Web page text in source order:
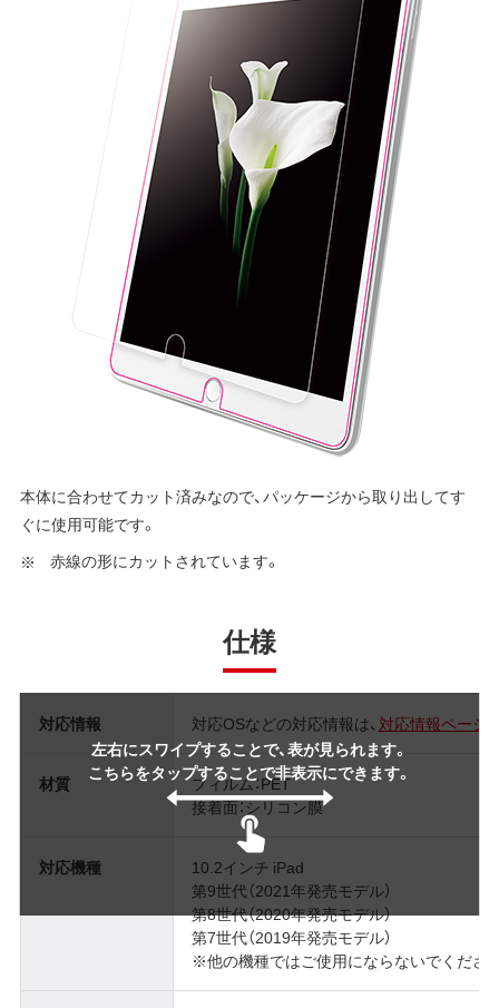
本体に合わせてカット済みなので、パッケージから取り出してす
ぐに使用可能です。
赤線の形にカットされています。
仕様
左右にスワイプすることで、表が見られます。
こちらをタップすることで非表示にできます。
対応情報 対応OSなどの対応情報は、 対応情報ページ
材質
フィルム：PET
接着面：シリコン膜
対応機種
10.2インチ iPad
第9世代（2021年発売モデル）
第8世代（2020年発売モデル）
第7世代（2019年発売モデル）
※他の機種ではご使用にならないでくださ